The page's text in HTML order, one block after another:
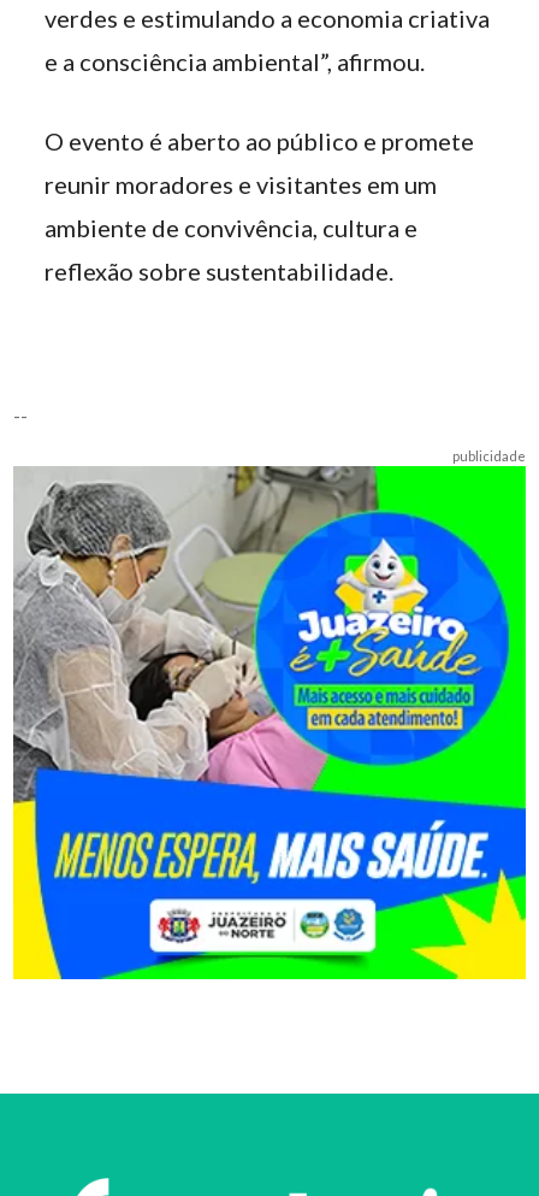
verdes e estimulando a economia criativa
e a consciência ambiental”, afirmou.
O evento é aberto ao público e promete
reunir moradores e visitantes em um
ambiente de convivência, cultura e
reflexão sobre sustentabilidade.
--
publicidade